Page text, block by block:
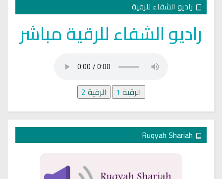
راديو الشفاء للرقية
راديو الشفاء للرقية مباشر
الرقية 1 الرقية2